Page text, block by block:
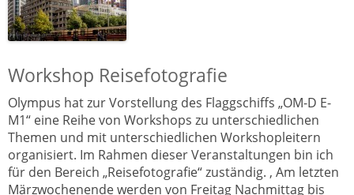
Workshop Reisefotografie
Olympus hat zur Vorstellung des Flaggschiffs „OM-D E-
M1“ eine Reihe von Workshops zu unterschiedlichen
Themen und mit unterschiedlichen Workshopleitern
organisiert. Im Rahmen dieser Veranstaltungen bin ich
für den Bereich „Reisefotografie“ zuständig. ‚ Am letzten
Märzwochenende werden von Freitag Nachmittag bis